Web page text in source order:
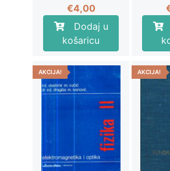
€4,00
Dodaj u
košaricu
AKCIJA! AKCIJA!